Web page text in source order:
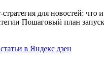
для новостей:
Пошаговый план